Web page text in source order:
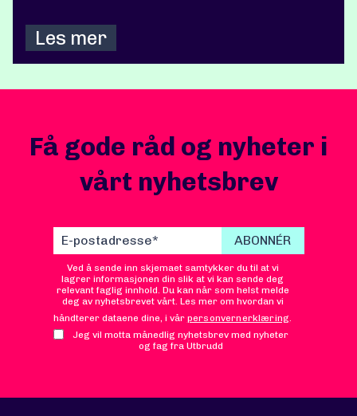
Les mer
Få gode råd og nyheter i
vårt nyhetsbrev
Ved å sende inn skjemaet samtykker du til at vi
lagrer informasjonen din slik at vi kan sende deg
relevant faglig innhold. Du kan når som helst melde
deg av nyhetsbrevet vårt. Les mer om hvordan vi
håndterer dataene dine, i vår personvernerklæring
Jeg vil motta månedlig nyhetsbrev med nyheter
og fag fra Utbrudd